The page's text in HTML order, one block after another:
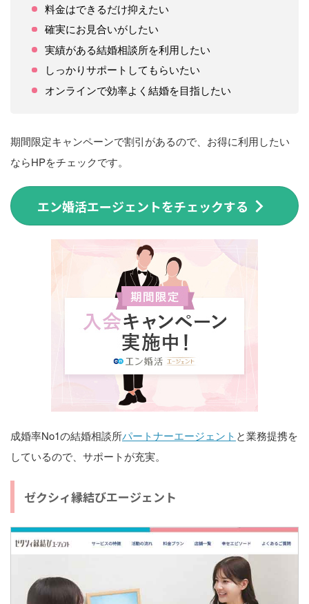
料金はできるだけ抑えたい
確実にお見合いがしたい
実績がある結婚相談所を利用したい
しっかりサポートしてもらいたい
オンラインで効率よく結婚を目指したい
期間限定キャンペーンで割引があるので、お得に利用したい
ならHPをチェックです。
エン婚活エージェントをチェックする
成婚率No1の結婚相談所パートナーエージェント と業務提携を
しているので、サポートが充実。
ゼクシィ縁結びエージェント